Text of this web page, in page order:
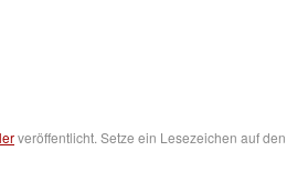
veröffentlicht. Setze ein Lesezeichen auf den